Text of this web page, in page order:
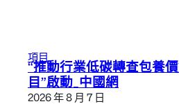
項目
“推動行業低碳轉查包養
目”啟動_中國網
2026 年 8 月 7 日